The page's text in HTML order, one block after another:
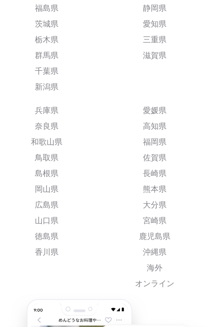
福島県
茨城県
栃木県
群馬県
千葉県
新潟県
静岡県
愛知県
三重県
滋賀県
兵庫県
奈良県
和歌山県
鳥取県
島根県
岡山県
広島県
山口県
徳島県
香川県
愛媛県
高知県
福岡県
佐賀県
長崎県
熊本県
大分県
宮崎県
鹿児島県
沖縄県
海外
オンライン